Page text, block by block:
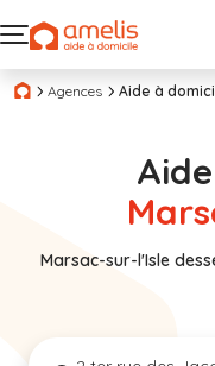
Agences Aide à
Marsac-sur-l'Isle